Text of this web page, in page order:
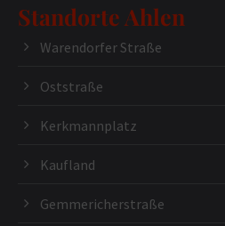
Standorte Ahlen
Warendorfer Straße
Oststraße
Kerkmannplatz
Kaufland
Gemmericherstraße